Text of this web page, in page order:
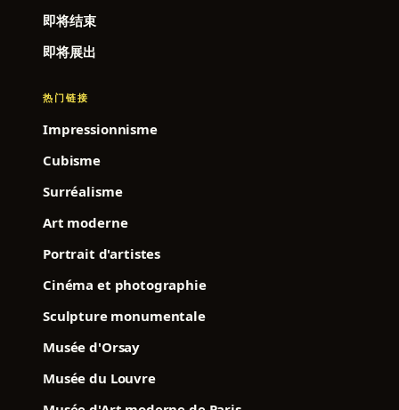
即将结束
即将展出
热门链接
Impressionnisme
Cubisme
Surréalisme
Art moderne
Portrait d'artistes
Cinéma et photographie
Sculpture monumentale
Musée d'Orsay
Musée du Louvre